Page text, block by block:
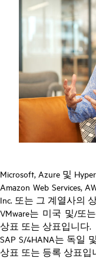
Microsoft, Azure 및
Amazon Web Services,
Inc. 또는 그 계열사의
VMware는 미국 및/또
상표 또는 상표입니다.
SAP S/4HANA는 독일
상표 또는 등록 상표입